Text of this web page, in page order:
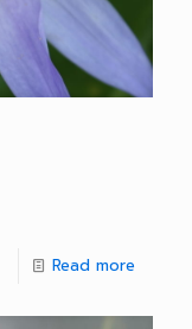
Read more